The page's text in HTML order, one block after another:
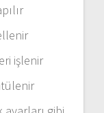
işlenir